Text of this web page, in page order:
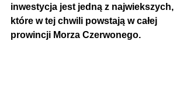
inwestycja jest jedną z najwiekszych,
które w tej chwili powstają w całej
prowincji Morza Czerwonego.